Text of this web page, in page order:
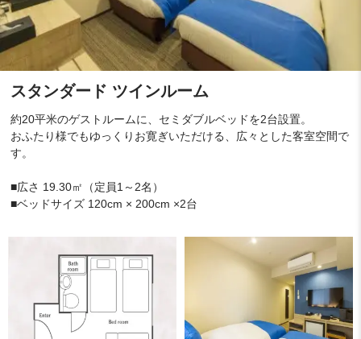
スタンダード ツインルーム
約20平米のゲストルームに、セミダブルベッドを2台設置。
おふたり様でもゆっくりお寛ぎいただける、広々とした客室空間で
す。
■広さ 19.30㎡（定員1～2名）
■ベッドサイズ 120cm × 200cm ×2台